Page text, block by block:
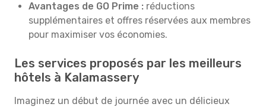
Avantages de GO Prime : réductions
supplémentaires et offres réservées aux membres
pour maximiser vos économies.
Les services proposés par les meilleurs
hôtels à Kalamassery
Imaginez un début de journée avec un délicieux